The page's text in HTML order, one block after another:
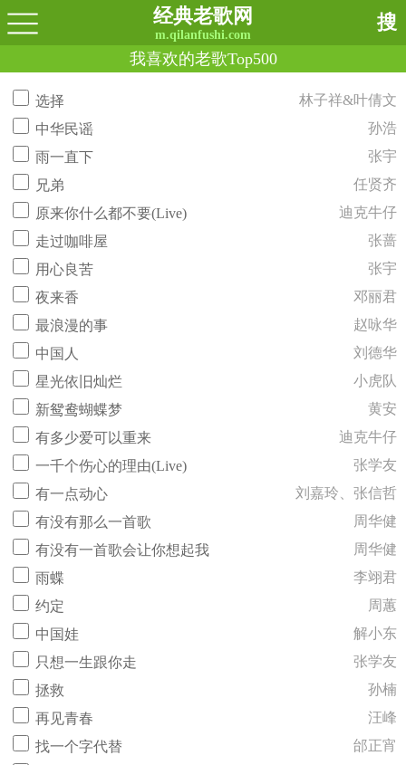
经典老歌网
m.qilanfushi.com
搜
我喜欢的老歌Top500
选择
林子祥&叶倩文
中华民谣
孙浩
雨一直下
张宇
兄弟
任贤齐
原来你什么都不要(Live)
迪克牛仔
走过咖啡屋
张蔷
用心良苦
张宇
夜来香
邓丽君
最浪漫的事
赵咏华
中国人
刘德华
星光依旧灿烂
小虎队
新鸳鸯蝴蝶梦
黄安
有多少爱可以重来
迪克牛仔
一千个伤心的理由(Live)
张学友
有一点动心
刘嘉玲、张信哲
有没有那么一首歌
周华健
有没有一首歌会让你想起我
周华健
雨蝶
李翊君
约定
周蕙
中国娃
解小东
只想一生跟你走
张学友
拯救
孙楠
再见青春
汪峰
找一个字代替
邰正宵